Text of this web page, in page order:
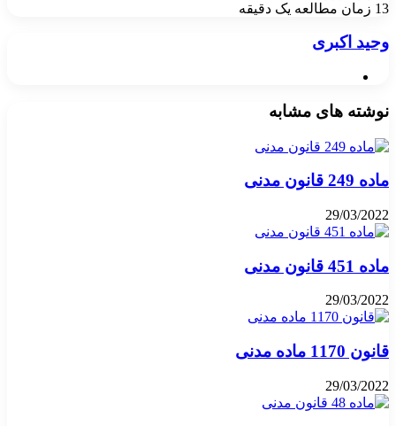
13 زمان مطالعه یک دقیقه
وحید اکبری
نوشته های مشابه
ماده 249 قانون مدنی
29/03/2022
ماده 451 قانون مدنی
29/03/2022
قانون 1170 ماده مدنی
29/03/2022